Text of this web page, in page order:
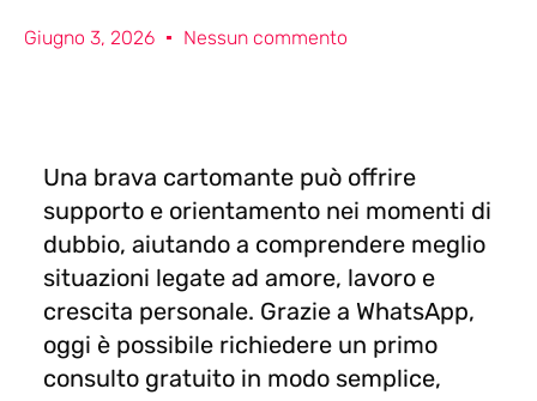
Giugno 3, 2026 Nessun commento
Una brava cartomante può offrire
supporto e orientamento nei momenti di
dubbio, aiutando a comprendere meglio
situazioni legate ad amore, lavoro e
crescita personale. Grazie a WhatsApp,
oggi è possibile richiedere un primo
consulto gratuito in modo semplice,